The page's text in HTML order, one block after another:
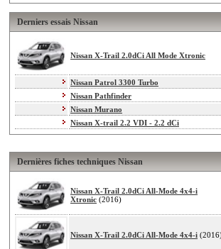
Derniers essais Nissan
Nissan X-Trail 2.0dCi All Mode Xtronic
Nissan Patrol 3300 Turbo
Nissan Pathfinder
Nissan Murano
Nissan X-trail 2.2 VDI - 2.2 dCi
Dernières fiches techniques Nissan
Nissan X-Trail 2.0dCi All-Mode 4x4-i
Xtronic (2016)
Nissan X-Trail 2.0dCi All-Mode 4x4-i